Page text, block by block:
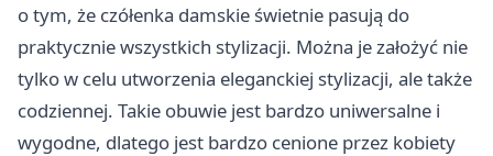
o tym, że czółenka damskie świetnie pasują do
praktycznie wszystkich stylizacji. Można je założyć nie
tylko w celu utworzenia eleganckiej stylizacji, ale także
codziennej. Takie obuwie jest bardzo uniwersalne i
wygodne, dlatego jest bardzo cenione przez kobiety